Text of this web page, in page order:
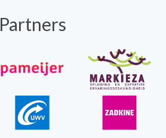
Partners